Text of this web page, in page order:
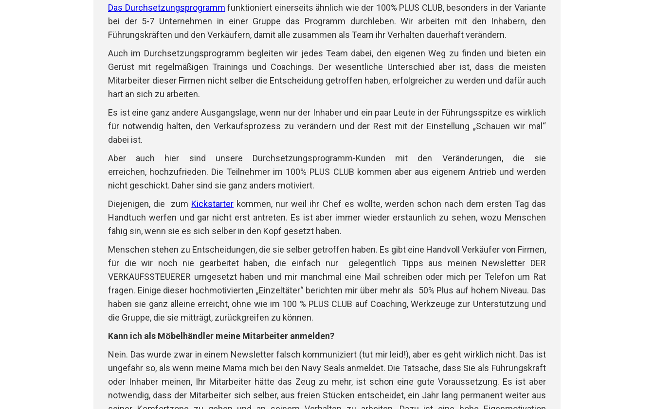
Das Durchsetzungsprogramm funktioniert einerseits ähnlich wie der 100% PLUS CLUB, besonders in der Variante
bei der 5-7 Unternehmen in einer Gruppe das Programm durchleben. Wir arbeiten mit den Inhabern, den
Führungskräften und den Verkäufern, damit alle zusammen als Team ihr Verhalten dauerhaft verändern.
Auch im Durchsetzungsprogramm begleiten wir jedes Team dabei, den eigenen Weg zu finden und bieten ein
Gerüst mit regelmäßigen Trainings und Coachings. Der wesentliche Unterschied aber ist, dass die meisten
Mitarbeiter dieser Firmen nicht selber die Entscheidung getroffen haben, erfolgreicher zu werden und dafür auch
hart an sich zu arbeiten.
Es ist eine ganz andere Ausgangslage, wenn nur der Inhaber und ein paar Leute in der Führungsspitze es wirklich
für notwendig halten, den Verkaufsprozess zu verändern und der Rest mit der Einstellung „Schauen wir mal“
dabei ist.
Aber auch hier sind unsere Durchsetzungsprogramm-Kunden mit den Veränderungen, die sie
erreichen, hochzufrieden. Die Teilnehmer im 100% PLUS CLUB kommen aber aus eigenem Antrieb und werden
nicht geschickt. Daher sind sie ganz anders motiviert.
Diejenigen, die zum Kickstarter kommen, nur weil ihr Chef es wollte, werden schon nach dem ersten Tag das
Handtuch werfen und gar nicht erst antreten. Es ist aber immer wieder erstaunlich zu sehen, wozu Menschen
fähig sin, wenn sie es sich selber in den Kopf gesetzt haben.
Menschen stehen zu Entscheidungen, die sie selber getroffen haben. Es gibt eine Handvoll Verkäufer von Firmen,
für die wir noch nie gearbeitet haben, die einfach nur gelegentlich Tipps aus meinen Newsletter DER
VERKAUFSSTEUERER umgesetzt haben und mir manchmal eine Mail schreiben oder mich per Telefon um Rat
fragen. Einige dieser hochmotivierten „Einzeltäter“ berichten mir über mehr als 50% Plus auf hohem Niveau. Das
haben sie ganz alleine erreicht, ohne wie im 100 % PLUS CLUB auf Coaching, Werkzeuge zur Unterstützung und
die Gruppe, die sie mitträgt, zurückgreifen zu können.
Kann ich als Möbelhändler meine Mitarbeiter anmelden?
Nein. Das wurde zwar in einem Newsletter falsch kommuniziert (tut mir leid!), aber es geht wirklich nicht. Das ist
ungefähr so, als wenn meine Mama mich bei den Navy Seals anmeldet. Die Tatsache, dass Sie als Führungskraft
oder Inhaber meinen, Ihr Mitarbeiter hätte das Zeug zu mehr, ist schon eine gute Voraussetzung. Es ist aber
notwendig, dass der Mitarbeiter sich selber, aus freien Stücken entscheidet, ein Jahr lang permanent weiter aus